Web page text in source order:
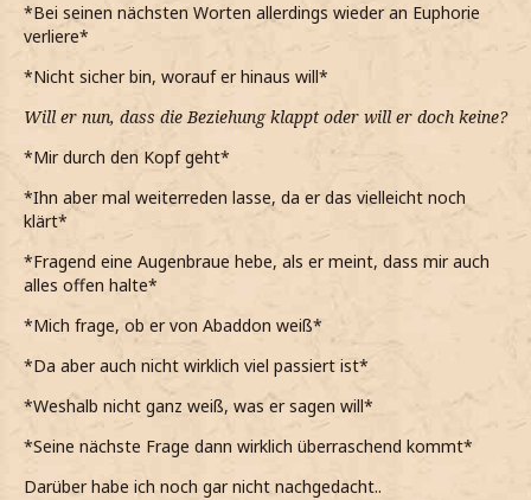
Ich weiß nicht ob ich so der Beziehungstyp bin.
aber auch grade ziemlich nervös bin*
von einer offenen Beziehung?
*Bei seinen nächsten Worten allerdings wieder an Euphorie
verliere*
*Nicht sicher bin, worauf er hinaus will*
Will er nun, dass die Beziehung klappt oder will er doch keine?
*Mir durch den Kopf geht*
*Ihn aber mal weiterreden lasse, da er das vielleicht noch
klärt*
*Fragend eine Augenbraue hebe, als er meint, dass mir auch
alles offen halte*
*Mich frage, ob er von Abaddon weiß*
*Da aber auch nicht wirklich viel passiert ist*
*Weshalb nicht ganz weiß, was er sagen will*
*Seine nächste Frage dann wirklich überraschend kommt*
Darüber habe ich noch gar nicht nachgedacht..